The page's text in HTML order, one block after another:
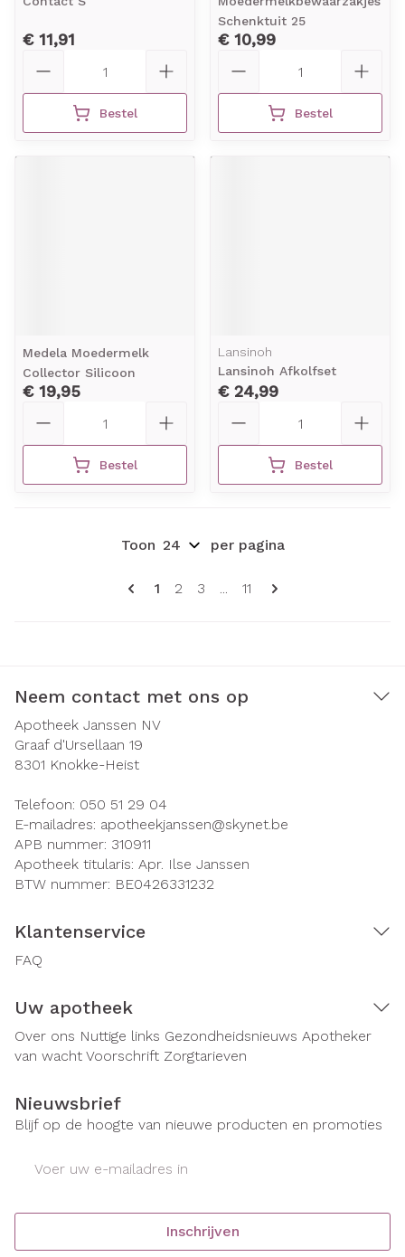
€ 11,91
Bestel
Schenktuit 25
€ 10,99
Bestel
Medela Moedermelk
Collector Silicoon
€ 19,95
Bestel
Lansinoh
Lansinoh Afkolfset
€ 24,99
Bestel
Pagina's
U lees momenteel pagina
1 Pagina
2 Pagina
3 ... Pagina
11
Toon per pagina
Neem contact met ons op
Apotheek Janssen NV
Graaf d'Ursellaan 19
8301 Knokke-Heist
Telefoon: 050 51 29 04
E-mailadres: apotheekjanssen@skynet.be
APB nummer: 310911
Apotheek titularis: Apr. Ilse Janssen
BTW nummer: BE0426331232
Klantenservice
FAQ
Uw apotheek
Over ons Nuttige links Gezondheidsnieuws Apotheker
van wacht Voorschrift Zorgtarieven
Nieuwsbrief
Blijf op de hoogte van nieuwe producten en promoties
Inschrijven